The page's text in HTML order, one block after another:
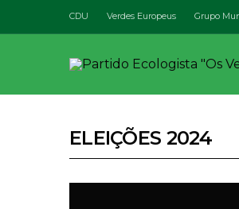
CDU Verdes Europeus Grupo
ELEIÇÕES 2024